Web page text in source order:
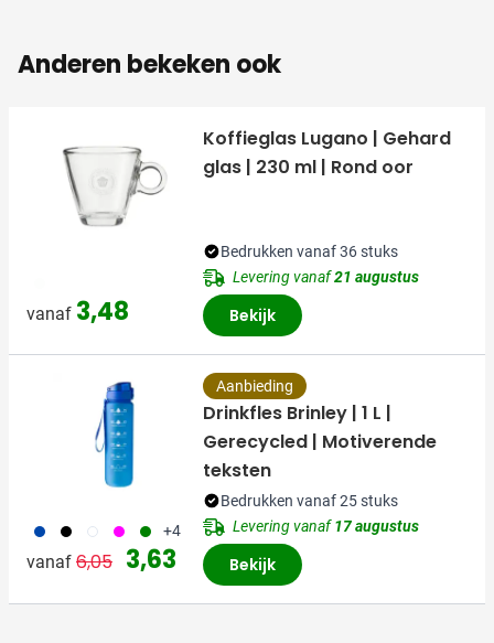
Anderen bekeken ook
vanaf 3,48
Koffieglas Lugano | Gehard
glas | 230 ml | Rond oor
Bedrukken vanaf 36 stuks
Levering vanaf21 augustus
Bekijk
023 001 970 046 004 +4
vanaf Normale prijs
6,05 Speciale prijs
3,63
Aanbieding
Drinkfles Brinley | 1 L |
Gerecycled | Motiverende
teksten
Bedrukken vanaf 25 stuks
Levering vanaf17 augustus
Bekijk